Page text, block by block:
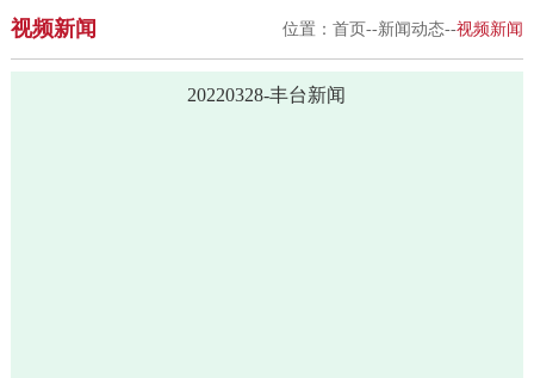
视频新闻 位置：首页--新闻动态--视频新闻
20220328-丰台新闻